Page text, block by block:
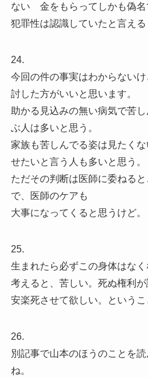
ない 金をもらってしかも偽名
犯罪性は認識していたと言える
24.
今回の件の事実はわからない
討した方がいいと思います。
助かる見込みの無い病気で苦
ぶ人は多いと思う。
家族も苦しんでる姿は見たく
せたいと言う人も多いと思う。
ただその判断は医師に委ねる
で、医師のケアも
大事になってくると思うけど。
25.
生まれたら必ずこの身体はな
考えると、苦しい。死ぬ権利
安楽死させて欲しい。という
26.
別記事で山本のほうのことを
ね。